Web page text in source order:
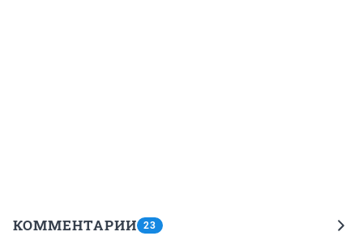
КОММЕНТАРИИ 23